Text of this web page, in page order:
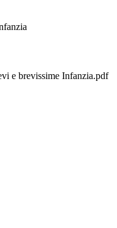
e brevissime Infanzia.pdf